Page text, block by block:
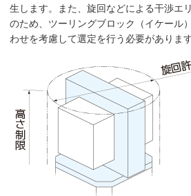
生します。また、旋回などによる干渉エ
のため、ツーリングブロック（イケール
わせを考慮して選定を行う必要があります